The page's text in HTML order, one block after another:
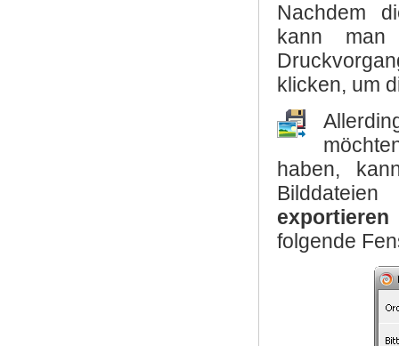
Nachdem
kann
klicken, um
haben,
exportieren
folgende